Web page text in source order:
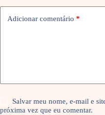
Adicionar comentário *
Salvar meu nome, e-mail e
próxima vez que eu comentar.